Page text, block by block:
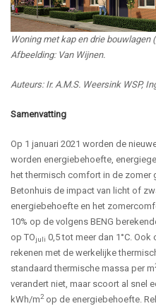
Woning met kap en drie bouwlagen
Afbeelding: Van Wijnen.
Auteurs: Ir. A.M.S. Weersink WSP,
Samenvatting
Op 1 januari 2021 worden de
worden energiebehoefte,
het thermisch comfort in de zomer
Betonhuis de impact van licht of
energiebehoefte en het
10% op de volgens BENG
op TOjuli 0,5 tot meer dan 1°C.
rekenen met de werkelijke
standaard thermische massa per m
verandert niet, maar scoort al snel
kWh/m2op de energiebehoefte.